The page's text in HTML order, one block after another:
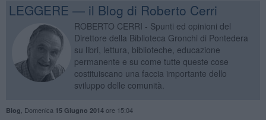
LEGGERE — il Blog di Roberto Cerri
ROBERTO CERRI - Spunti ed opinioni del
Direttore della Biblioteca Gronchi di Pontedera
su libri, lettura, biblioteche, educazione
permanente e su come tutte queste cose
costituiscano una faccia importante dello
sviluppo delle comunità.
Blog Domenica 15 Giugno 2014ore 15:04